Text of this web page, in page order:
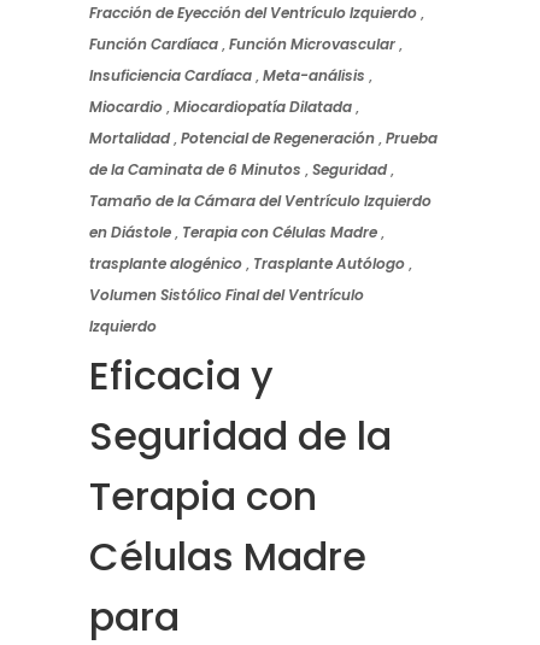
Fracción de Eyección del Ventrículo Izquierdo,
Función Cardíaca,Función Microvascular,
Insuficiencia Cardíaca,Meta-análisis ,
Miocardio,Miocardiopatía Dilatada,
Mortalidad,Potencial de Regeneración,Prueba
de la Caminata de 6 Minutos ,Seguridad,
Tamaño de la Cámara del Ventrículo Izquierdo
en Diástole, Terapia con Células Madre,
trasplante alogénico, Trasplante Autólogo,
Volumen Sistólico Final del Ventrículo
Izquierdo
Eficacia y
Seguridad de la
Terapia con
Células Madre
para